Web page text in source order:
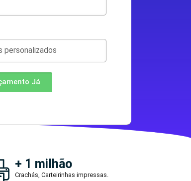
Já
+ 1 milhão
Crachás, Carteirinhas impressas.